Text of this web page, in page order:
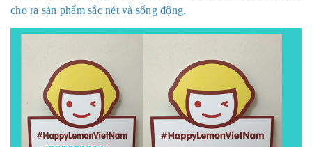
cho ra sản phẩm sắc nét và sống động.